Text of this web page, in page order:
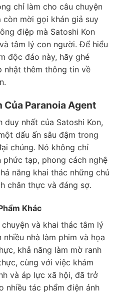
chỉ làm cho câu chuyện
mời gọi khán giả suy
điệp mà Satoshi Kon
tâm lý con người. Để hiểu
độc đáo này, hãy ghé
nhật thêm thông tin về
Của Paranoia Agent
duy nhất của Satoshi Kon,
dấu ấn sâu đậm trong
chúng. Nó không chỉ
tạp, phong cách nghệ
năng khai thác những chủ
chân thực và đáng sợ.
Khác
và khai thác tâm lý
nhà làm phim và họa
khả năng làm mờ ranh
cùng với việc khám
và áp lực xã hội, đã trở
nhiều tác phẩm điện ảnh